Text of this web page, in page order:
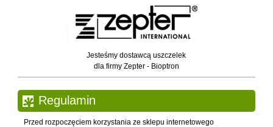
Jesteśmy dostawcą uszczelek
dla firmy Zepter - Bioptron
Regulamin
Przed rozpoczęciem korzystania ze sklepu internetowego